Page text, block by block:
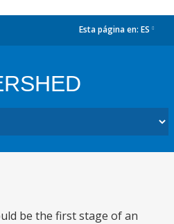
Esta página en: ES
be the first stage of an